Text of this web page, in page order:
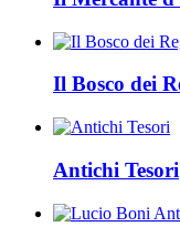
Il Bosco dei
Antichi Tesori